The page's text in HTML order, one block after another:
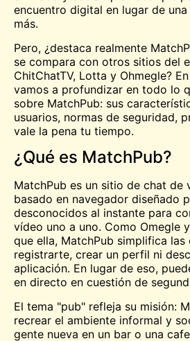
encuentro digital en lugar de
más.
Pero, ¿destaca realmente
se compara con otros sitios del
ChitChatTV, Lotta y Ohmegle?
vamos a profundizar en todo lo
sobre MatchPub: sus
usuarios, normas de seguridad,
vale la pena tu tiempo.
¿Qué es MatchPub?
MatchPub es un sitio de chat de
basado en navegador diseñado
desconocidos al instante para
vídeo uno a uno. Como Omegle y
que ella, MatchPub simplifica las
registrarte, crear un perfil ni
aplicación. En lugar de eso,
en directo en cuestión de
El tema "pub" refleja su misión:
recrear el ambiente informal y
gente nueva en un bar o una